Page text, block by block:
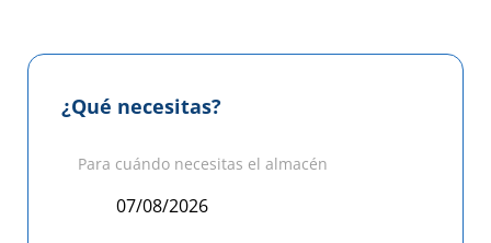
¿Qué necesitas?
Para cuándo necesitas el almacén